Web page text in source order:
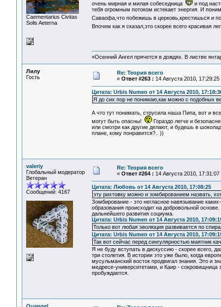
Сaementarius Civitas
Solis Aeterna
очень мирная и милая собеседница
и под
тебя огромным потоком истекает энергия. И
Саваофа,что побежишь в церковь,крестишься и
Впочем как я сказал,это скорее всего красивая
«Осенний Ангел прячется в дождях. В листве
Лилу
Гость
Re: Теория всего
« Ответ #263 : 14 Августа 2010, 17:29:25
Цитата: Urbis Numen от 14 Августа 2010,
Я до сих пор не понимаю,как можно с подобных
А что тут понимать, струсила наша Пипа, вот и
могут быть опасны!
Гораздо легче и
или смотри как другие делают, и будешь в
плане, кому понравится?.. ))
valeriy
Глобальный модератор
Ветеран
Сообщений: 4167
Re: Теория всего
« Ответ #264 : 14 Августа 2010, 17:31:07
Цитата: Любовь от 14 Августа 2010, 17:08:25
эту рихтовку можно и зомбированием назвать,
Зомбирование - это негласное навязывание
образования происходит на добровольной
дальнейшего развития социума.
Цитата: Urbis Numen от 14 Августа 2010,
Только вот любая эволюция развивается по
Цитата: Urbis Numen от 14 Августа 2010,
Так вот сейчас перед сингулярностью маятник
Я не буду вступать в дискуссию - скорее всего,
три столетия. В истории это уже было, когда
мусульманский восток продвигал знания. Это и
медресе-университетами, и Каир - сокровищница
пробуждается.